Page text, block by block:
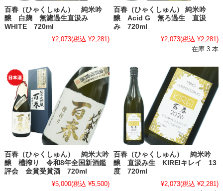
百春（ひゃくしゅん） 純米吟
醸 白麹 無濾過生直汲み
WHITE 720ml
¥2,073(税込 ¥2,281)
百春（ひゃくしゅん） 純米吟
醸 Acid G 無ろ過生 直汲
み 720ml
¥2,073(税込 ¥2,281)
在庫 3 本
百春（ひゃくしゅん） 純米大吟
醸 槽搾り 令和8年全国新酒鑑
評会 金賞受賞酒 720ml
¥5,000(税込 ¥5,500)
百春（ひゃくしゅん） 純米吟
醸 直汲み生 KIREIキレイ 13
度 720ml
¥2,073(税込 ¥2,281)